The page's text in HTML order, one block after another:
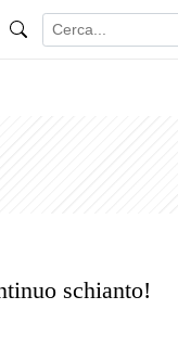
schianto!